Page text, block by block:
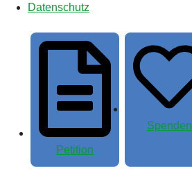
Datenschutz
Petition
Spenden